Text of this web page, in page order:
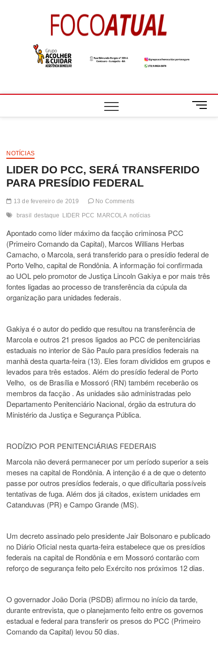
M
e
t
NOTÍCIAS
LIDER DO PCC, SERÁ TRANSFERIDO
PARA PRESÍDIO FEDERAL
13 de fevereiro de 2019 No Comments
brasil destaque LIDER PCC MARCOLA notícias
Apontado como líder máximo da facção criminosa PCC
(Primeiro Comando da Capital), Marcos Willians Herbas
Camacho, o Marcola, será transferido para o presídio federal de
Porto Velho, capital de Rondônia. A informação foi confirmada
ao UOL pelo promotor de Justiça Lincoln Gakiya e por mais três
fontes ligadas ao processo de transferência da cúpula da
organização para unidades federais.
Gakiya é o autor do pedido que resultou na transferência de
Marcola e outros 21 presos ligados ao PCC de penitenciárias
estaduais no interior de São Paulo para presídios federais na
manhã desta quarta-feira (13). Eles foram divididos em grupos e
levados para três estados. Além do presídio federal de Porto
Velho, os de Brasília e Mossoró (RN) também receberão os
membros da facção . As unidades são administradas pelo
Departamento Penitenciário Nacional, órgão da estrutura do
Ministério da Justiça e Segurança Pública.
RODÍZIO POR PENITENCIÁRIAS FEDERAIS
Marcola não deverá permanecer por um período superior a seis
meses na capital de Rondônia. A intenção é a de que o detento
passe por outros presídios federais, o que dificultaria possíveis
tentativas de fuga. Além dos já citados, existem unidades em
Catanduvas (PR) e Campo Grande (MS).
Um decreto assinado pelo presidente Jair Bolsonaro e publicado
no Diário Oficial nesta quarta-feira estabelece que os presídios
federais na capital de Rondônia e em Mossoró contarão com
reforço de segurança feito pelo Exército nos próximos 12 dias.
O governador João Doria (PSDB) afirmou no início da tarde,
durante entrevista, que o planejamento feito entre os governos
estadual e federal para transferir os presos do PCC (Primeiro
Comando da Capital) levou 50 dias.